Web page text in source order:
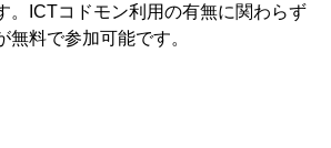
。ICTコドモン利用の有無に関わらず
無料で参加可能です。